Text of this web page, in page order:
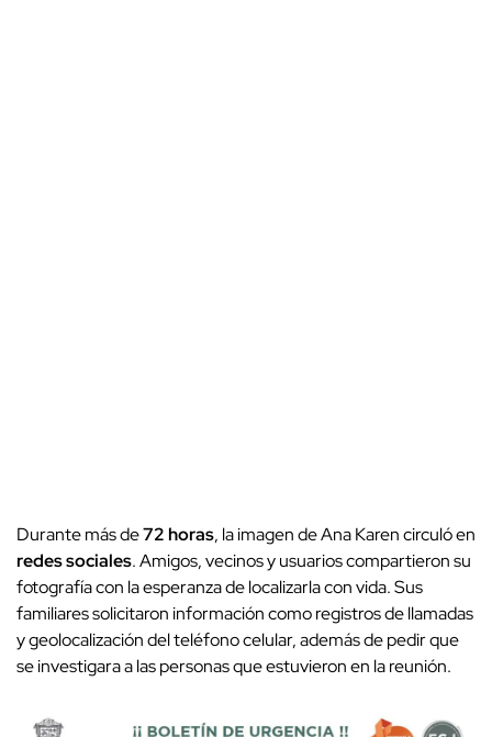
Durante más de72 horas, la imagen de Ana Karen circuló en
redes sociales. Amigos, vecinos y usuarios compartieron su
fotografía con la esperanza de localizarla con vida. Sus
familiares solicitaron información como registros de llamadas
y geolocalización del teléfono celular, además de pedir que
se investigara a las personas que estuvieron en la reunión.